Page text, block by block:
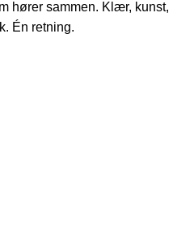
hører sammen. Klær, kunst,
Én retning.